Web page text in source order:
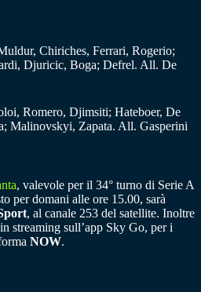
Chiriches, Ferrari, Rogerio;
Djuricic, Boga; Defrel. All. De
Romero, Djimsiti; Hateboer, De
Malinovskyi, Zapata. All. Gasperini
, valevole per il 34° turno di Serie A
per domani alle ore 15.00, sarà
, al canale 253 del satellite. Inoltre
streaming sull’app Sky Go, per i
NOW.